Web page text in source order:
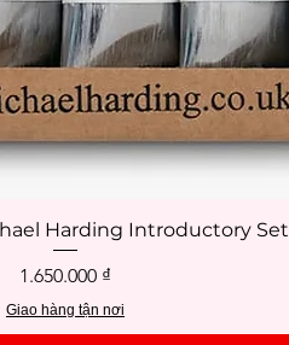
Xem nhanh
Harding Introductory Set
Giá
1.650.000 ₫
Giao hàng tận nơi